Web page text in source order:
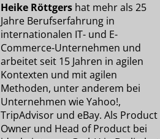
Heike Röttgershat mehr als 25
Jahre Berufserfahrung in
internationalen IT- und E-
Commerce-Unternehmen und
arbeitet seit 15 Jahren in agilen
Kontexten und mit agilen
Methoden, unter anderem bei
Unternehmen wie Yahoo!,
TripAdvisor und eBay. Als Product
Owner und Head of Product bei